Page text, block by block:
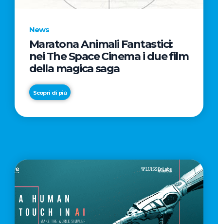
News
Maratona Animali Fantastici:
nei The Space Cinema i due film
della magica saga
Scopri di più
SKS365
&
News
&
WORLDWIDE
DEI
SOCIAL
MEDIA
E